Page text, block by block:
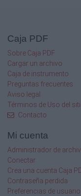
GONZALEZ
Vet. A
14
188
GONZALEZ
Caja PDF
Sobre Caja PDF
Cargar un archivo
Caja de instrumento
Preguntas frecuentes
Aviso legal
Términos de Uso del
Contacto
Mi cuenta
Administrador de
Conectar
Crea una cuenta Caja
Contraseña perdida
Preferencias de usuario